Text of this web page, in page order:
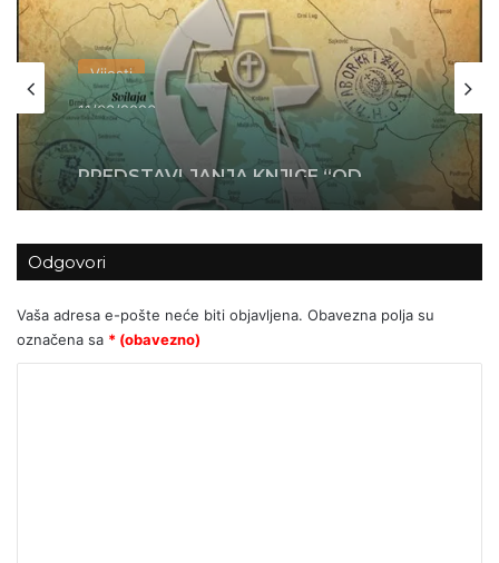
Vijesti
11/03/2026
PREDSTAVLJANJA KNJIGE “OD
MOSORA DO SVILAJE” O
PROTUKOMUNISTIČKOM OTPORU
Odgovori
Vaša adresa e-pošte neće biti objavljena. Obavezna polja su
označena sa * (obavezno)